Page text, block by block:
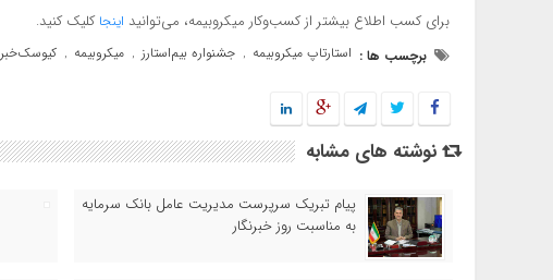
برای کسب اطلاع بیشتر از کسب‌وکار میکروبیمه، می‌توانید اینجا کلیک کنید.
برچسب ها : استارتاپ میکروبیمه , جشنواره بیم‌استارز , میکروبیمه , کیوسک‌خبر
نوشته های مشابه
پیام تبریک سرپرست مدیریت عامل بانک سرمایه
به مناسبت روز خبرنگار